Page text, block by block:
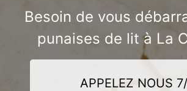
Besoin de vous
punaises de lit à La
APPELEZ NOUS